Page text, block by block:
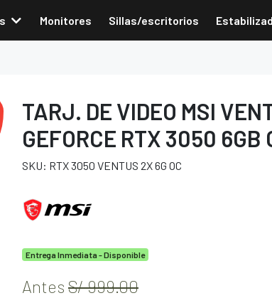
Monitores Sillas/escritorios
TARJ. DE VIDEO MSI
GEFORCE RTX 3050 6GB
SKU: RTX 3050 VENTUS 2X 6G OC
Entrega Inmediata - Disponible
Antes S/ 999.00